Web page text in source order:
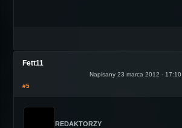
Fett11
Napisany 23 marca 2012 - 17:10
#5
REDAKTORZY